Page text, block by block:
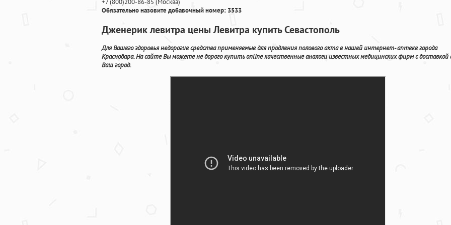
+7(800)200-86-85 (Москва)
Обязательно назовите добавочный номер: 3533
Дженерик левитра цены Левитра купить Севастополь
Для Вашего здоровья недорогие средства применяемые для продления полового акта в нашей интернет- аптеке города
Краснодара. На сайте Вы можете не дорого купить online качественные аналоги известных медицинских фирм с доставкой
Ваш город.